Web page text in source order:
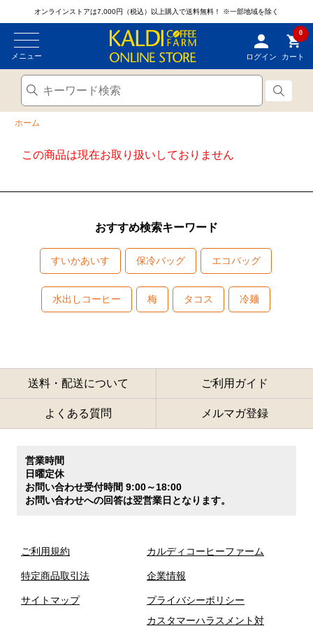
オンラインストアは7,000円（税込）以上購入で送料無料！ ※一部地域を除く
メニュー ログイン
0
カート
ホーム
この商品は現在お取り扱いしておりません
おすすめ検索キーワード
すいかあいす 保冷バッグ エコバッグ
水出しコーヒー 梅 タコス 冷麺
送料・配送について ご利用ガイド
よくある質問 メルマガ登録
営業時間
日曜定休
お問い合わせ受付時間 9:00～18:00
お問い合わせへの回答は翌営業日となります。
ご利用規約
特定商品取引法
サイトマップ
カルディコーヒーファーム
企業情報
プライバシーポリシー
カスタマーハラスメント対